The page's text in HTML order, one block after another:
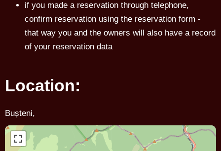
if you made a reservation through telephone,
confirm reservation using the reservation form -
that way you and the owners will also have a record
of your reservation data
Location:
Bușteni,